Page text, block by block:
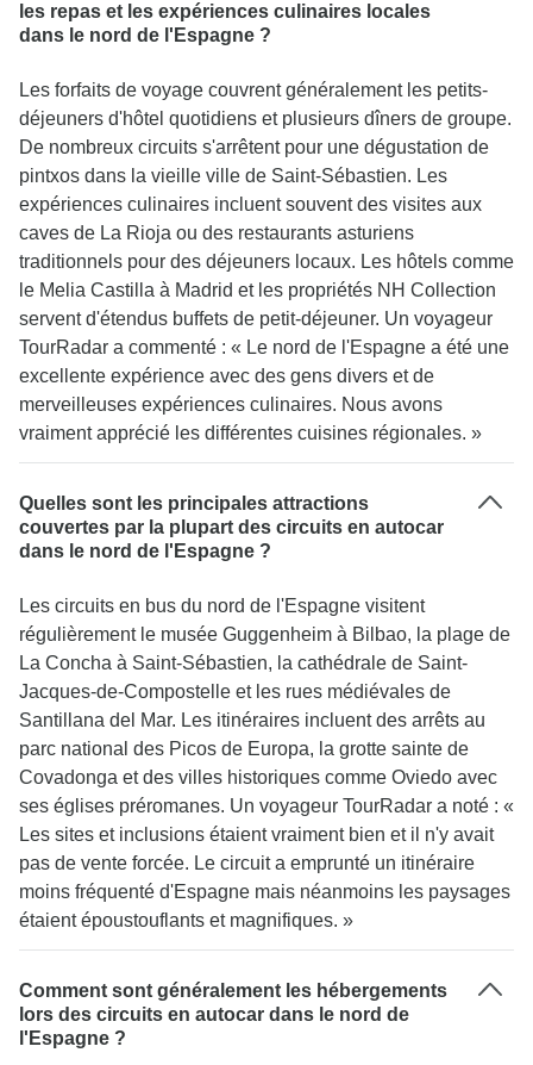
les repas et les expériences culinaires locales
dans le nord de l'Espagne ?
Les forfaits de voyage couvrent généralement les petits-
déjeuners d'hôtel quotidiens et plusieurs dîners de groupe.
De nombreux circuits s'arrêtent pour une dégustation de
pintxos dans la vieille ville de Saint-Sébastien. Les
expériences culinaires incluent souvent des visites aux
caves de La Rioja ou des restaurants asturiens
traditionnels pour des déjeuners locaux. Les hôtels comme
le Melia Castilla à Madrid et les propriétés NH Collection
servent d'étendus buffets de petit-déjeuner. Un voyageur
TourRadar a commenté : « Le nord de l'Espagne a été une
excellente expérience avec des gens divers et de
merveilleuses expériences culinaires. Nous avons
vraiment apprécié les différentes cuisines régionales. »
Quelles sont les principales attractions
couvertes par la plupart des circuits en autocar
dans le nord de l'Espagne ?
Les circuits en bus du nord de l'Espagne visitent
régulièrement le musée Guggenheim à Bilbao, la plage de
La Concha à Saint-Sébastien, la cathédrale de Saint-
Jacques-de-Compostelle et les rues médiévales de
Santillana del Mar. Les itinéraires incluent des arrêts au
parc national des Picos de Europa, la grotte sainte de
Covadonga et des villes historiques comme Oviedo avec
ses églises préromanes. Un voyageur TourRadar a noté : «
Les sites et inclusions étaient vraiment bien et il n'y avait
pas de vente forcée. Le circuit a emprunté un itinéraire
moins fréquenté d'Espagne mais néanmoins les paysages
étaient époustouflants et magnifiques. »
Comment sont généralement les hébergements
lors des circuits en autocar dans le nord de
l'Espagne ?